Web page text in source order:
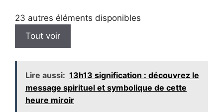
23 autres éléments disponibles
Tout voir
Lire aussi: 13h13 signification : découvrez le
message spirituel et symbolique de cette
heure miroir